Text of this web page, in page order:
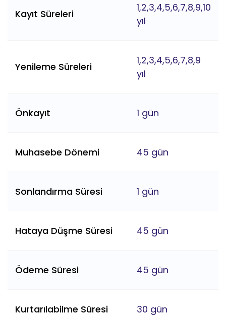
Kayıt Süreleri
1,2,3,4,5,6,7,8,9,10
yıl
Yenileme Süreleri
1,2,3,4,5,6,7,8,9
yıl
Önkayıt 1 gün
Muhasebe Dönemi 45 gün
Sonlandırma Süresi 1 gün
Hataya Düşme Süresi 45 gün
Ödeme Süresi 45 gün
Kurtarılabilme Süresi 30 gün